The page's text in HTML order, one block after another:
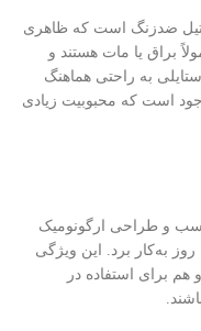
ضدزنگ است که ظاهری
براق یا مات هستند و
به راحتی هماهنگ
است که محبوبیت زیادی
و طراحی ارگونومیک
به‌کار برد. این ویژگی
برای استفاده در